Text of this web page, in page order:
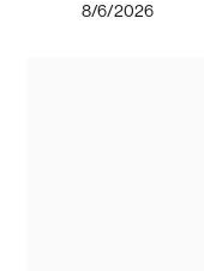
8/6/2026